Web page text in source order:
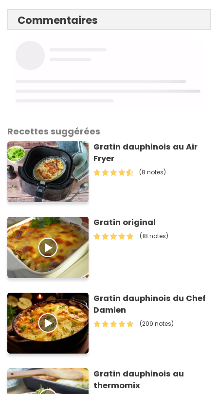
Commentaires
Recettes suggérées
Gratin dauphinois au Air
Fryer
(8 notes)
Gratin original
(18 notes)
Gratin dauphinois du Chef
Damien
(209 notes)
Gratin dauphinois au
thermomix